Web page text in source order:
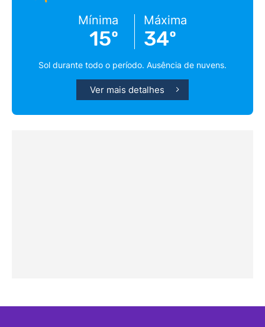
Mínima
15º
Máxima
34º
Sol durante todo o período. Ausência de nuvens.
Ver mais detalhes